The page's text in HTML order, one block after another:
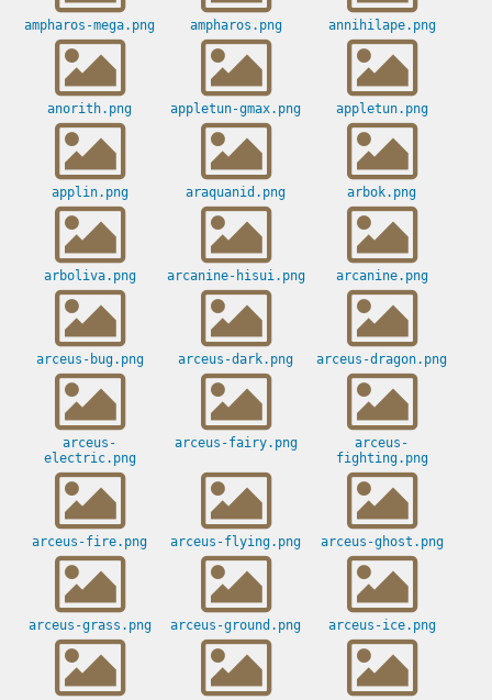
ampharos-mega.png ampharos.png annihilape.png
anorith.png appletun-gmax.png appletun.png
applin.png araquanid.png arbok.png
arboliva.png arcanine-hisui.png arcanine.png
arceus-bug.png arceus-dark.png arceus-dragon.png
arceus-
electric.png
arceus-fairy.png
arceus-
fighting.png
arceus-fire.png arceus-flying.png arceus-ghost.png
arceus-grass.png arceus-ground.png arceus-ice.png